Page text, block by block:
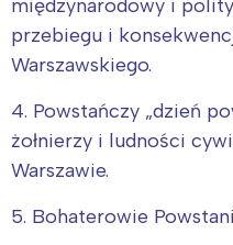
międzynarodowy i
przebiegu i
Warszawskiego.
4. Powstańczy „dzień
żołnierzy i ludności
Warszawie.
5. Bohaterowie